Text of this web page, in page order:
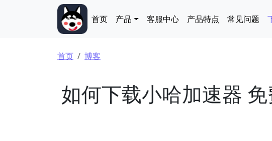
Main navigation
首页 产品 客服中心 产品特点 常见问题
面包屑
首页 博客
如何下载小哈加速器 免